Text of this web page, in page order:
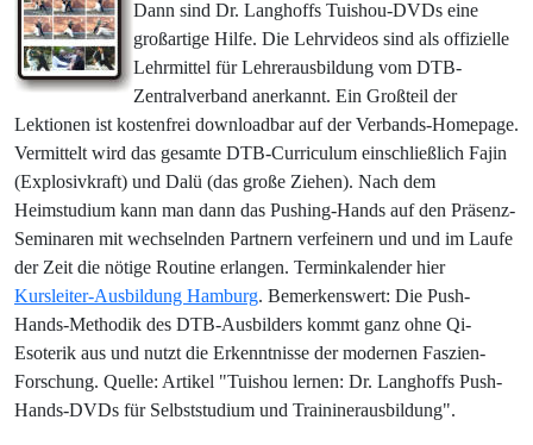
Dann sind Dr. Langhoffs Tuishou-DVDs eine
großartige Hilfe. Die Lehrvideos sind als offizielle
Lehrmittel für Lehrerausbildung vom DTB-
Zentralverband anerkannt. Ein Großteil der
Lektionen ist kostenfrei downloadbar auf der Verbands-Homepage.
Vermittelt wird das gesamte DTB-Curriculum einschließlich Fajin
(Explosivkraft) und Dalü (das große Ziehen). Nach dem
Heimstudium kann man dann das Pushing-Hands auf den Präsenz-
Seminaren mit wechselnden Partnern verfeinern und und im Laufe
der Zeit die nötige Routine erlangen. Terminkalender hier
Kursleiter-Ausbildung Hamburg. Bemerkenswert: Die Push-
Hands-Methodik des DTB-Ausbilders kommt ganz ohne Qi-
Esoterik aus und nutzt die Erkenntnisse der modernen Faszien-
Forschung. Quelle: Artikel "Tuishou lernen: Dr. Langhoffs Push-
Hands-DVDs für Selbststudium und Traininerausbildung".